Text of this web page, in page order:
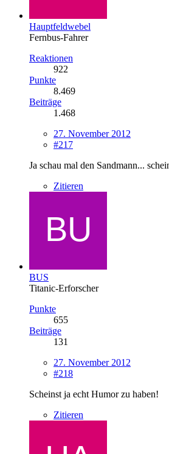
Hauptfeldwebel
Fernbus-Fahrer
Reaktionen
922
Punkte
8.469
Beiträge
1.468
27. November 2012
#217
Ja schau mal den Sandmann...
Zitieren
BUS
Titanic-Erforscher
Punkte
655
Beiträge
131
27. November 2012
#218
Scheinst ja echt Humor zu haben!
Zitieren